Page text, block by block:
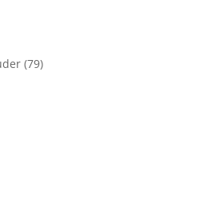
(79)